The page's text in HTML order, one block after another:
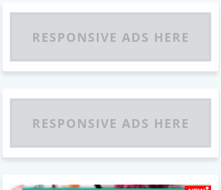
RESPONSIVE ADS HERE
RESPONSIVE ADS HERE